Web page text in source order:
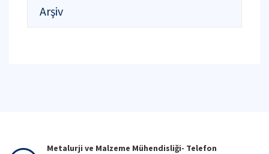
Arşiv
Metalurji ve Malzeme Mühendisliği- Telefon